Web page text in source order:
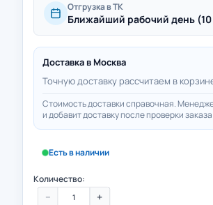
Отгрузка в ТК
Ближайший рабочий день (10
Доставка в Москва
Точную доставку рассчитаем в
Стоимость доставки справочная.
и добавит доставку после проверки заказа.
Есть в наличии
Количество:
− +